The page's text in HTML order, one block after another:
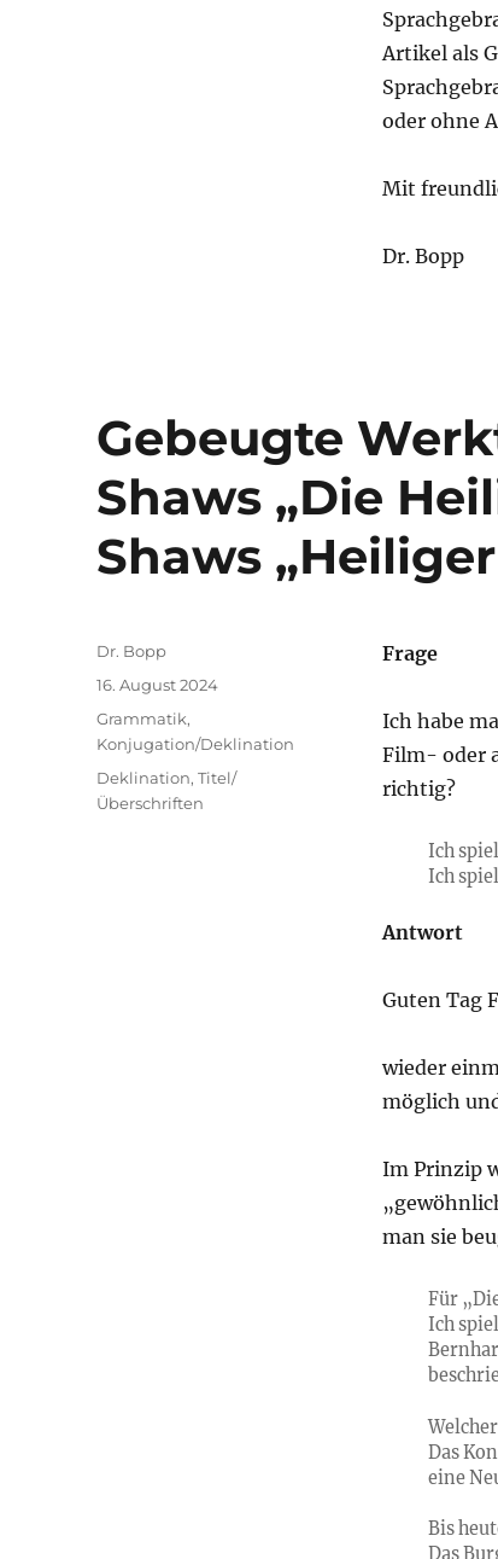
Artikel als
oder ohne
Mit
Dr. Bopp
Gebeugte
Shaws „Die
Shaws
Frage
Ich habe
Film- oder
richtig?
Ich
Ich
Antwort
Guten Tag
wieder
möglich
Im Prinzip
man sie
Für
Ich
Das
eine
Bis
Das
Autor
Dr. Bopp
Veröffentlicht
16. August 2024
Kategorien
Grammatik,
Konjugation/Deklination
Schlagwörter
Deklination,Titel/
Überschriften